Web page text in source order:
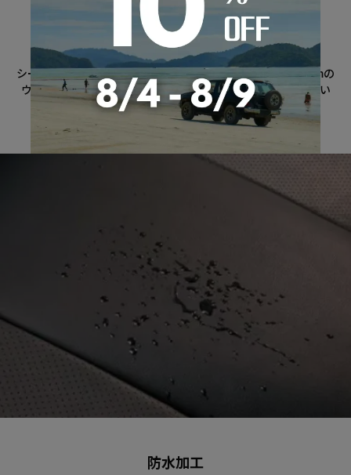
心地良い質感
厚さ10mmのクッション
自然な風合いと堅牢性、吸湿性を合わせ持っています
シートカバーの裏地には厚すぎず、また薄すぎない 厚さ10mmの
ウレタンを採用。 背中を優しく包み込み、体への負担が少ない
工夫を施しています。
防水加工